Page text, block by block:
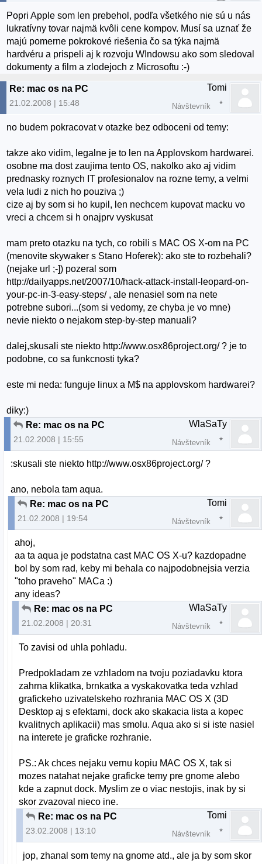
Popri Apple som len prebehol, podľa všetkého nie sú u nás
lukratívny tovar najmä kvôli cene kompov. Musí sa uznať že
majú pomerne pokrokové riešenia čo sa týka najmä
hardvéru a prispeli aj k rozvoju WIndowsu ako som sledoval
dokumenty a film a zlodejoch z Microsoftu :-)
Re: mac os na PC
21.02.2008 | 15:48
Tomi
Návštevník
no budem pokracovat v otazke bez odboceni od temy:
takze ako vidim, legalne je to len na Applovskom hardwarei.
osobne ma dost zaujima tento OS, nakolko ako aj vidim
prednasky roznych IT profesionalov na rozne temy, a velmi
vela ludi z nich ho pouziva ;)
cize aj by som si ho kupil, len nechcem kupovat macku vo
vreci a chcem si h onajprv vyskusat
mam preto otazku na tych, co robili s MAC OS X-om na PC
(menovite skywaker s Stano Hoferek): ako ste to rozbehali?
(nejake url ;-]) pozeral som
http://dailyapps.net/2007/10/hack-attack-install-leopard-on-
your-pc-in-3-easy-steps/ , ale nenasiel som na nete
potrebne subori...(som si vedomy, ze chyba je vo mne)
nevie niekto o nejakom step-by-step manuali?
dalej,skusali ste niekto http://www.osx86project.org/ ? je to
podobne, co sa funkcnosti tyka?
este mi neda: funguje linux a M$ na applovskom hardwarei?
diky:)
Re: mac os na PC
21.02.2008 | 15:55
WlaSaTy
Návštevník
:skusali ste niekto http://www.osx86project.org/ ?
ano, nebola tam aqua.
Re: mac os na PC
21.02.2008 | 19:54
Tomi
Návštevník
ahoj,
aa ta aqua je podstatna cast MAC OS X-u? kazdopadne
bol by som rad, keby mi behala co najpodobnejsia verzia
"toho praveho" MACa :)
any ideas?
Re: mac os na PC
21.02.2008 | 20:31
WlaSaTy
Návštevník
To zavisi od uhla pohladu.
Predpokladam ze vzhladom na tvoju poziadavku ktora
zahrna klikatka, brnkatka a vyskakovatka teda vzhlad
grafickeho uzivatelskeho rozhrania MAC OS X (3D
Desktop aj s efektami, dock ako skakacia lista a kopec
kvalitnych aplikacii) mas smolu. Aqua ako si si iste nasiel
na interete je graficke rozhranie.
PS.: Ak chces nejaku vernu kopiu MAC OS X, tak si
mozes natahat nejake graficke temy pre gnome alebo
kde a zapnut dock. Myslim ze o viac nestojis, inak by si
skor zvazoval nieco ine.
Re: mac os na PC
23.02.2008 | 13:10
Tomi
Návštevník
jop, zhanal som temy na gnome atd., ale ja by som skor